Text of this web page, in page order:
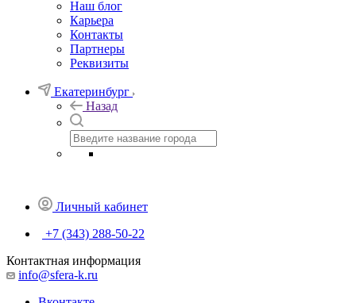
Наш блог
Карьера
Контакты
Партнеры
Реквизиты
Екатеринбург
Назад
Личный кабинет
+7 (343) 288-50-22
Контактная информация
info@sfera-k.ru